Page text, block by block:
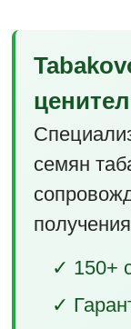
семян
✓ 150+
✓